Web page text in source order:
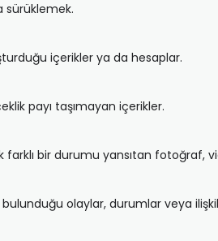
sürüklemek.
içerikler ya da hesaplar.
payı taşımayan içerikler.
bir durumu yansıtan fotoğraf,
olaylar, durumlar veya